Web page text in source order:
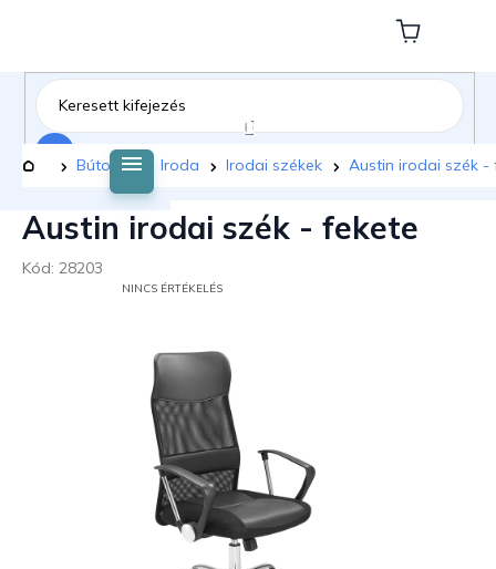
tartalomhoz
Kosár
Kezdőlap
Bútorok Iroda Irodai székek Austin irodai szék -
Austin irodai szék - fekete
Kód: 28203
NINCS ÉRTÉKELÉS